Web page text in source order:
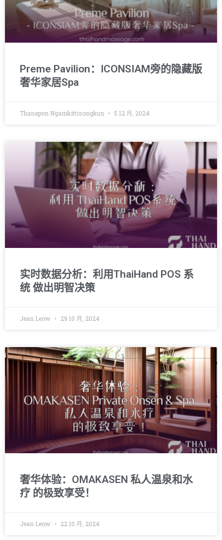
Preme Pavilion：ICONSIAM旁的隐藏版
奢华家居Spa
Thanapon Ngamkittisongkun 5 12 月, 2024
实时数据分析：利用ThaiHand POS 系
统 做出明智决策
Jean Leow 29 10 月, 2024
奢华体验：OMAKASEN 私人温泉和水
疗 的极致享受！
Jean Leow 22 10 月, 2024